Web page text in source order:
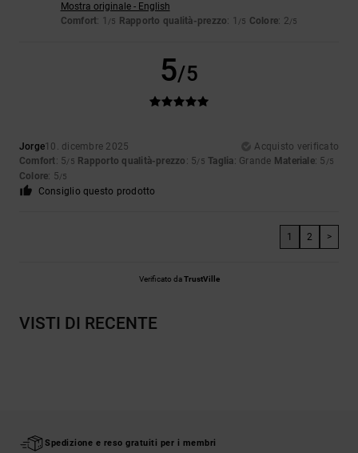
Mostra originale - English
Comfort: 1 /5 Rapporto qualità-prezzo: 1 /5 Colore: 2/5
5/5
Jorge10. dicembre 2025
Acquisto verificato
Comfort: 5/5 Rapporto qualità-prezzo : 5/5 Taglia: Grande Materiale: 5 /5
Colore: 5/5
Consiglio questo prodotto
1 2 >
Verificato daTrustVille
VISTI DI RECENTE
Spedizione e reso gratuiti per i membri